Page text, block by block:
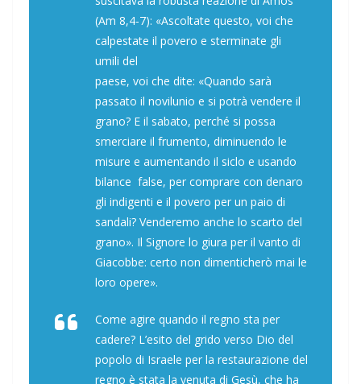
(Am 8,4-7): «Ascoltate questo, voi che
calpestate il povero e sterminate gli
umili del
paese, voi che dite: «Quando sarà
passato il novilunio e si potrà vendere il
grano? E il sabato, perché si possa
smerciare il frumento, diminuendo le
misure e aumentando il siclo e usando
bilance false, per comprare con denaro
gli indigenti e il povero per un paio di
sandali? Venderemo anche lo scarto del
grano». Il Signore lo giura per il vanto di
Giacobbe: certo non dimenticherò mai le
loro opere».
Come agire quando il regno sta per
cadere? L’esito del grido verso Dio del
popolo di Israele per la restaurazione del
regno è stata la venuta di Gesù, che ha